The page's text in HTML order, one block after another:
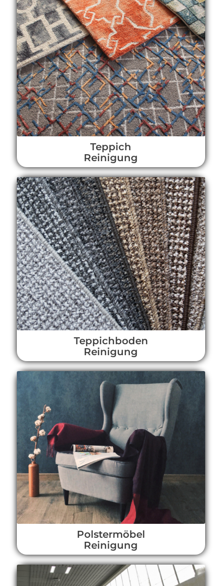
Teppich
Reinigung
Teppichboden
Reinigung
Polstermöbel
Reinigung